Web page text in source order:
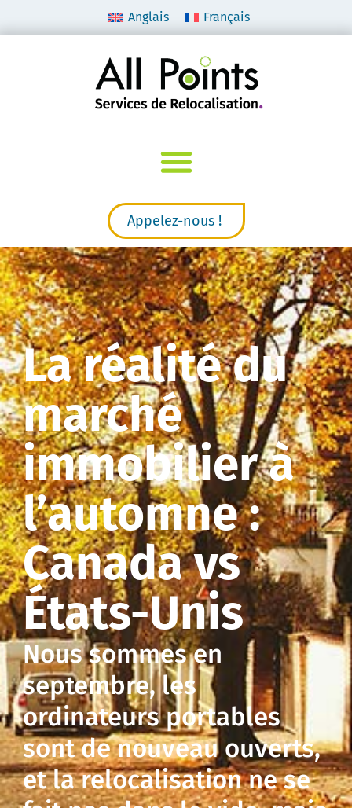
Anglais Français
Appelez-nous !
La réalité du
marché
immobilier à
l’automne :
Canada vs
États-Unis
Nous sommes en
septembre, les
ordinateurs portables
sont de nouveau ouverts,
et la relocalisation ne se